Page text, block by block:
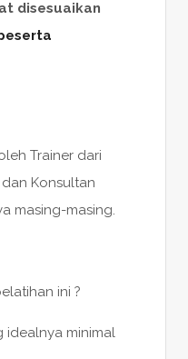
disesuaikan
Trainer dari
Konsultan
masing-masing.
ini ?
idealnya minimal